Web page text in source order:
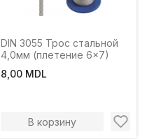
DIN 3055 Трос стальной
4,0мм (плетение 6x7)
8,00 MDL
В корзину